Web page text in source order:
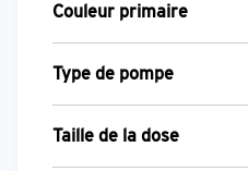
Couleur primaire
Type de pompe
Taille de la dose